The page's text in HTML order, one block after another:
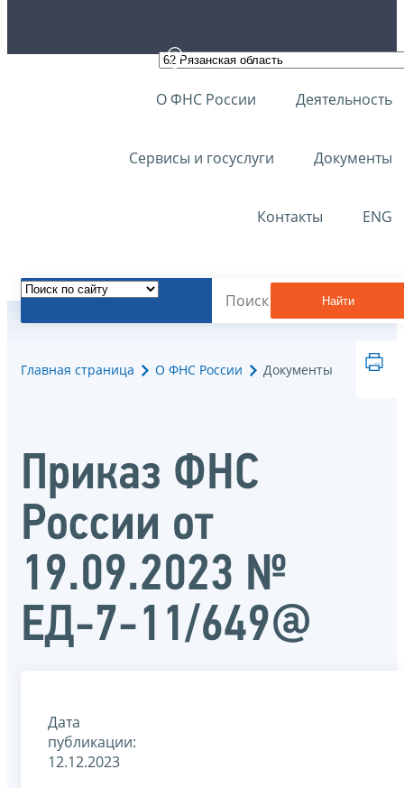
О ФНС России Деятельность
Сервисы и госуслуги Документы
Контакты ENG
Найти
Главная страница О ФНС России Документы
Приказ ФНС
России от
19.09.2023 №
ЕД-7-11/649@
Дата
публикации:
12.12.2023